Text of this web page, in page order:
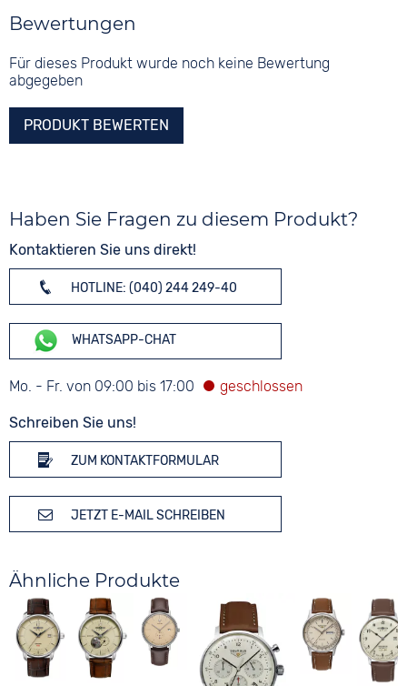
Bewertungen
Für dieses Produkt wurde noch keine Bewertung
abgegeben
PRODUKT BEWERTEN
Haben Sie Fragen zu diesem Produkt?
Kontaktieren Sie uns direkt!
HOTLINE: (040) 244 249-40
WHATSAPP-CHAT
Mo. - Fr. von 09:00 bis 17:00
Schreiben Sie uns!
ZUM KONTAKTFORMULAR
JETZT E-MAIL SCHREIBEN
Ähnliche Produkte